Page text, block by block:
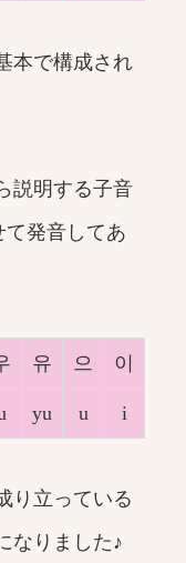
本で構成され
説明する子音
発音してあ
유 으 이
yu u i
り立っている
なりました♪